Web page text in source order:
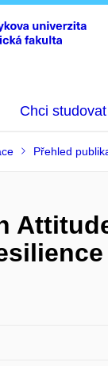
Chci studovat
Přehled